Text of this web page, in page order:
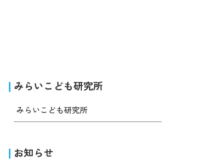
みらいこども研究所
みらいこども研究所
お知らせ